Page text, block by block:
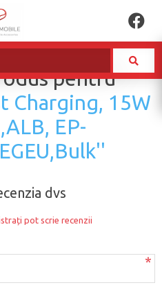
pentru
Charging, 15W
EP-
dvs
pot scrie recenzii
*